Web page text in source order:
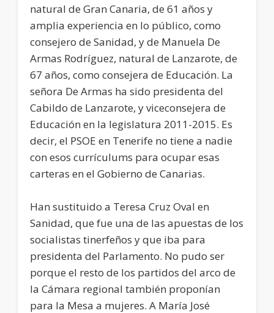
natural de Gran Canaria, de 61 años y
amplia experiencia en lo público, como
consejero de Sanidad, y de Manuela De
Armas Rodríguez, natural de Lanzarote, de
67 años, como consejera de Educación. La
señora De Armas ha sido presidenta del
Cabildo de Lanzarote, y viceconsejera de
Educación en la legislatura 2011-2015. Es
decir, el PSOE en Tenerife no tiene a nadie
con esos currículums para ocupar esas
carteras en el Gobierno de Canarias.
Han sustituido a Teresa Cruz Oval en
Sanidad, que fue una de las apuestas de los
socialistas tinerfeños y que iba para
presidenta del Parlamento. No pudo ser
porque el resto de los partidos del arco de
la Cámara regional también proponían
para la Mesa a mujeres. A María José